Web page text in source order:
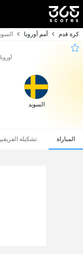
كرة قدم أمم أوروبا
أوروبا, 2020 - المجموعة ه,
السويد
المباراة تشكيلة